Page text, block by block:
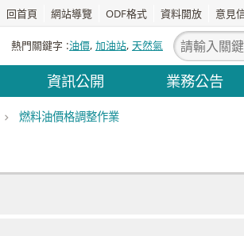
回首頁 網站導覽 ODF格式 資料開放 意見
熱門關鍵字 油價 加油站 天然氣
資訊公開 業務公告
燃料油價格調整作業